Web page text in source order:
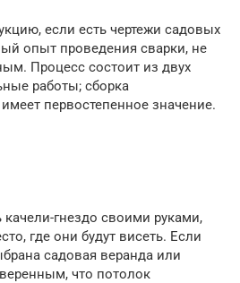
если есть чертежи садовых
опыт проведения сварки, не
Процесс состоит из двух
работы; сборка
первостепенное значение.
качели-гнездо своими руками,
где они будут висеть. Если
садовая веранда или
что потолок